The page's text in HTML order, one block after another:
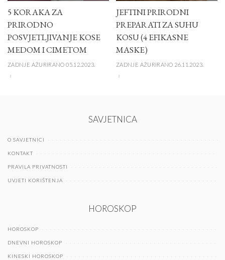
5 KORAKA ZA
PRIRODNO
POSVJETLJIVANJE KOSE
MEDOM I CIMETOM
ZADNJE AŽURIRANO 05.12.2023.
JEFTINI PRIRODNI
PREPARATI ZA SUHU
KOSU (4 EFIKASNE
MASKE)
ZADNJE AŽURIRANO 26.11.2023.
SAVJETNICA
O SAVJETNICI
KONTAKT
PRAVILA PRIVATNOSTI
UVJETI KORIŠTENJA
HOROSKOP
HOROSKOP
DNEVNI HOROSKOP
KINESKI HOROSKOP